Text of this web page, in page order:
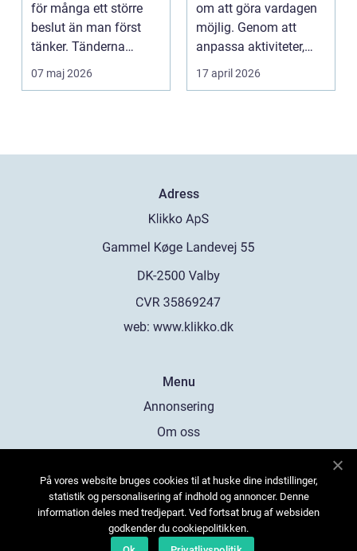
för många ett större
beslut än man först
tänker. Tänderna
påverkar hur vi må...
07 maj 2026
om att göra vardagen
möjlig. Genom att
anpassa aktiviteter,
miljö och hjälpmede...
17 april 2026
Adress
web: www.klikko.dk
Menu
Annonsering
Om oss
Kontakta oss
Sitemap
På vores website bruges cookies til at huske dine indstillinger,
statistik og personalisering af indhold og annoncer. Denne
information deles med tredjepart. Ved fortsat brug af websiden
godkender du cookiepolitikken.